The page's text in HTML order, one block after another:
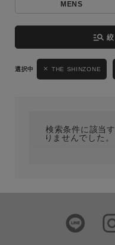
MENS
manage_search
THE SHINZONE
検索条件に該当
りませんでした